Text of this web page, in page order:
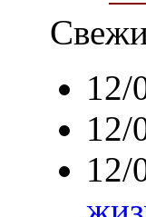
12/
12/
12/